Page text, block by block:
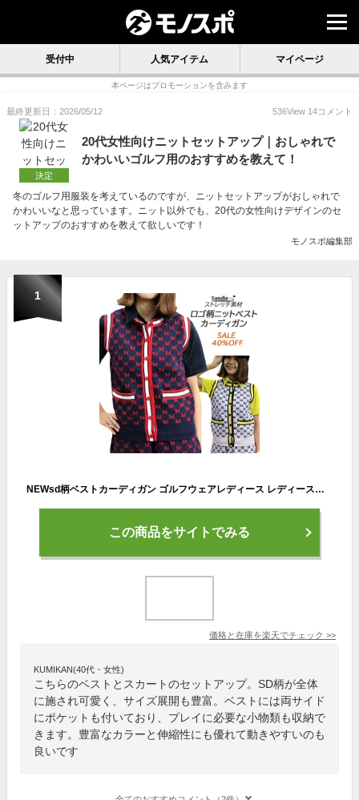
受付中 人気アイテム マイページ
本ページはプロモーションを含みます
最終更新日：2026/05/12 536View 14コメント
決定
20代女性向けニットセットアップ｜おしゃれで
かわいいゴルフ用のおすすめを教えて！
冬のゴルフ用服装を考えているのですが、ニットセットアップがおしゃれで
かわいいなと思っています。ニット以外でも、20代の女性向けデザインのセ
ットアップのおすすめを教えて欲しいです！
モノスポ編集部
1
NEWsd柄ベストカーディガン ゴルフウェアレディース レディースゴルフウェア ゴルフベスト ゴルフレディースベスト かわいいゴルフウェア ゴルフウェアセットアップ ゴルフウェア小さいサイズ ゴルフニット Sサイズ Mサイズ Lサイズ ネイビー ホワイト
この商品をサイトでみる
価格と在庫を楽天でチェック >>
KUMIKAN(40代・女性)
こちらのベストとスカートのセットアップ。SD柄が全体
に施され可愛く、サイズ展開も豊富。ベストには両サイド
にポケットも付いており、プレイに必要な小物類も収納で
きます。豊富なカラーと伸縮性にも優れて動きやすいのも
良いです